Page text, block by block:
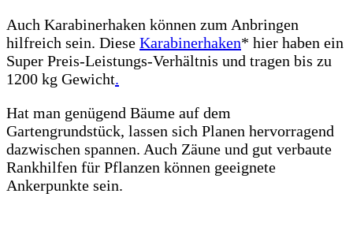
Auch Karabinerhaken können zum Anbringen
hilfreich sein. Diese Karabinerhaken* hier haben ein
Super Preis-Leistungs-Verhältnis und tragen bis zu
1200 kg Gewicht.
Hat man genügend Bäume auf dem
Gartengrundstück, lassen sich Planen hervorragend
dazwischen spannen. Auch Zäune und gut verbaute
Rankhilfen für Pflanzen können geeignete
Ankerpunkte sein.